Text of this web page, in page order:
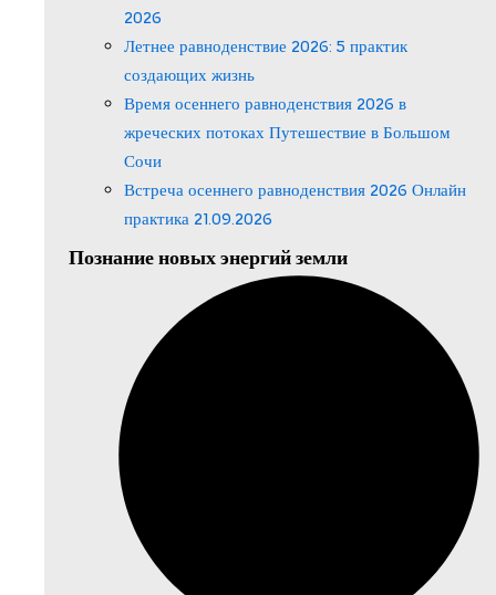
2026
Летнее равноденствие 2026: 5 практик
создающих жизнь
Время осеннего равноденствия 2026 в
жреческих потоках Путешествие в Большом
Сочи
Встреча осеннего равноденствия 2026 Онлайн
практика 21.09.2026
Познание новых энергий земли